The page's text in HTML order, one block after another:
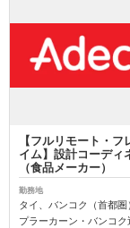
【フルリモート・フ
イム】設計コーディ
（食品メーカー）
勤務地
タイ、バンコク（首都圏
プラーカーン・バンコ